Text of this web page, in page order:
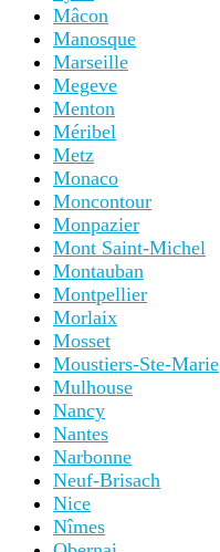
Mâcon
Manosque
Marseille
Megeve
Menton
Méribel
Metz
Monaco
Moncontour
Monpazier
Mont Saint-Michel
Montauban
Montpellier
Morlaix
Mosset
Moustiers-Ste-Marie
Mulhouse
Nancy
Nantes
Narbonne
Neuf-Brisach
Nice
Nîmes